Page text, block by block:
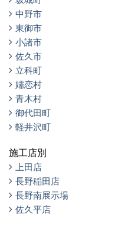
中野市
東御市
小諸市
佐久市
立科町
嬬恋村
青木村
御代田町
軽井沢町
施工店別
上田店
長野稲田店
長野南展示場
佐久平店